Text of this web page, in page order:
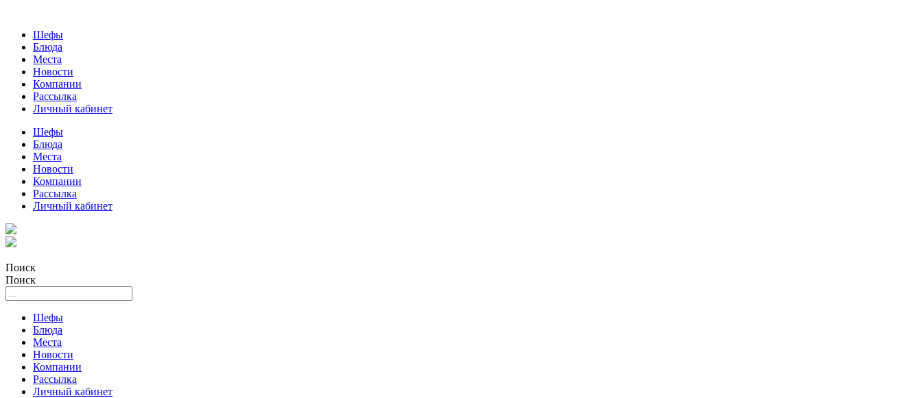
Шефы
Блюда
Места
Новости
Компании
Рассылка
Личный кабинет
Шефы
Блюда
Места
Новости
Компании
Рассылка
Личный кабинет
Поиск
Поиск
Шефы
Блюда
Места
Новости
Компании
Рассылка
Личный кабинет